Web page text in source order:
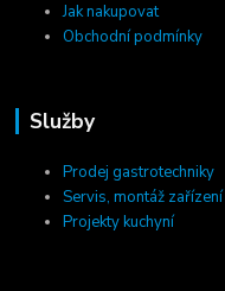
Jak nakupovat
Obchodní podmínky
Služby
Prodej gastrotechniky
Servis, montáž zařízení
Projekty kuchyní